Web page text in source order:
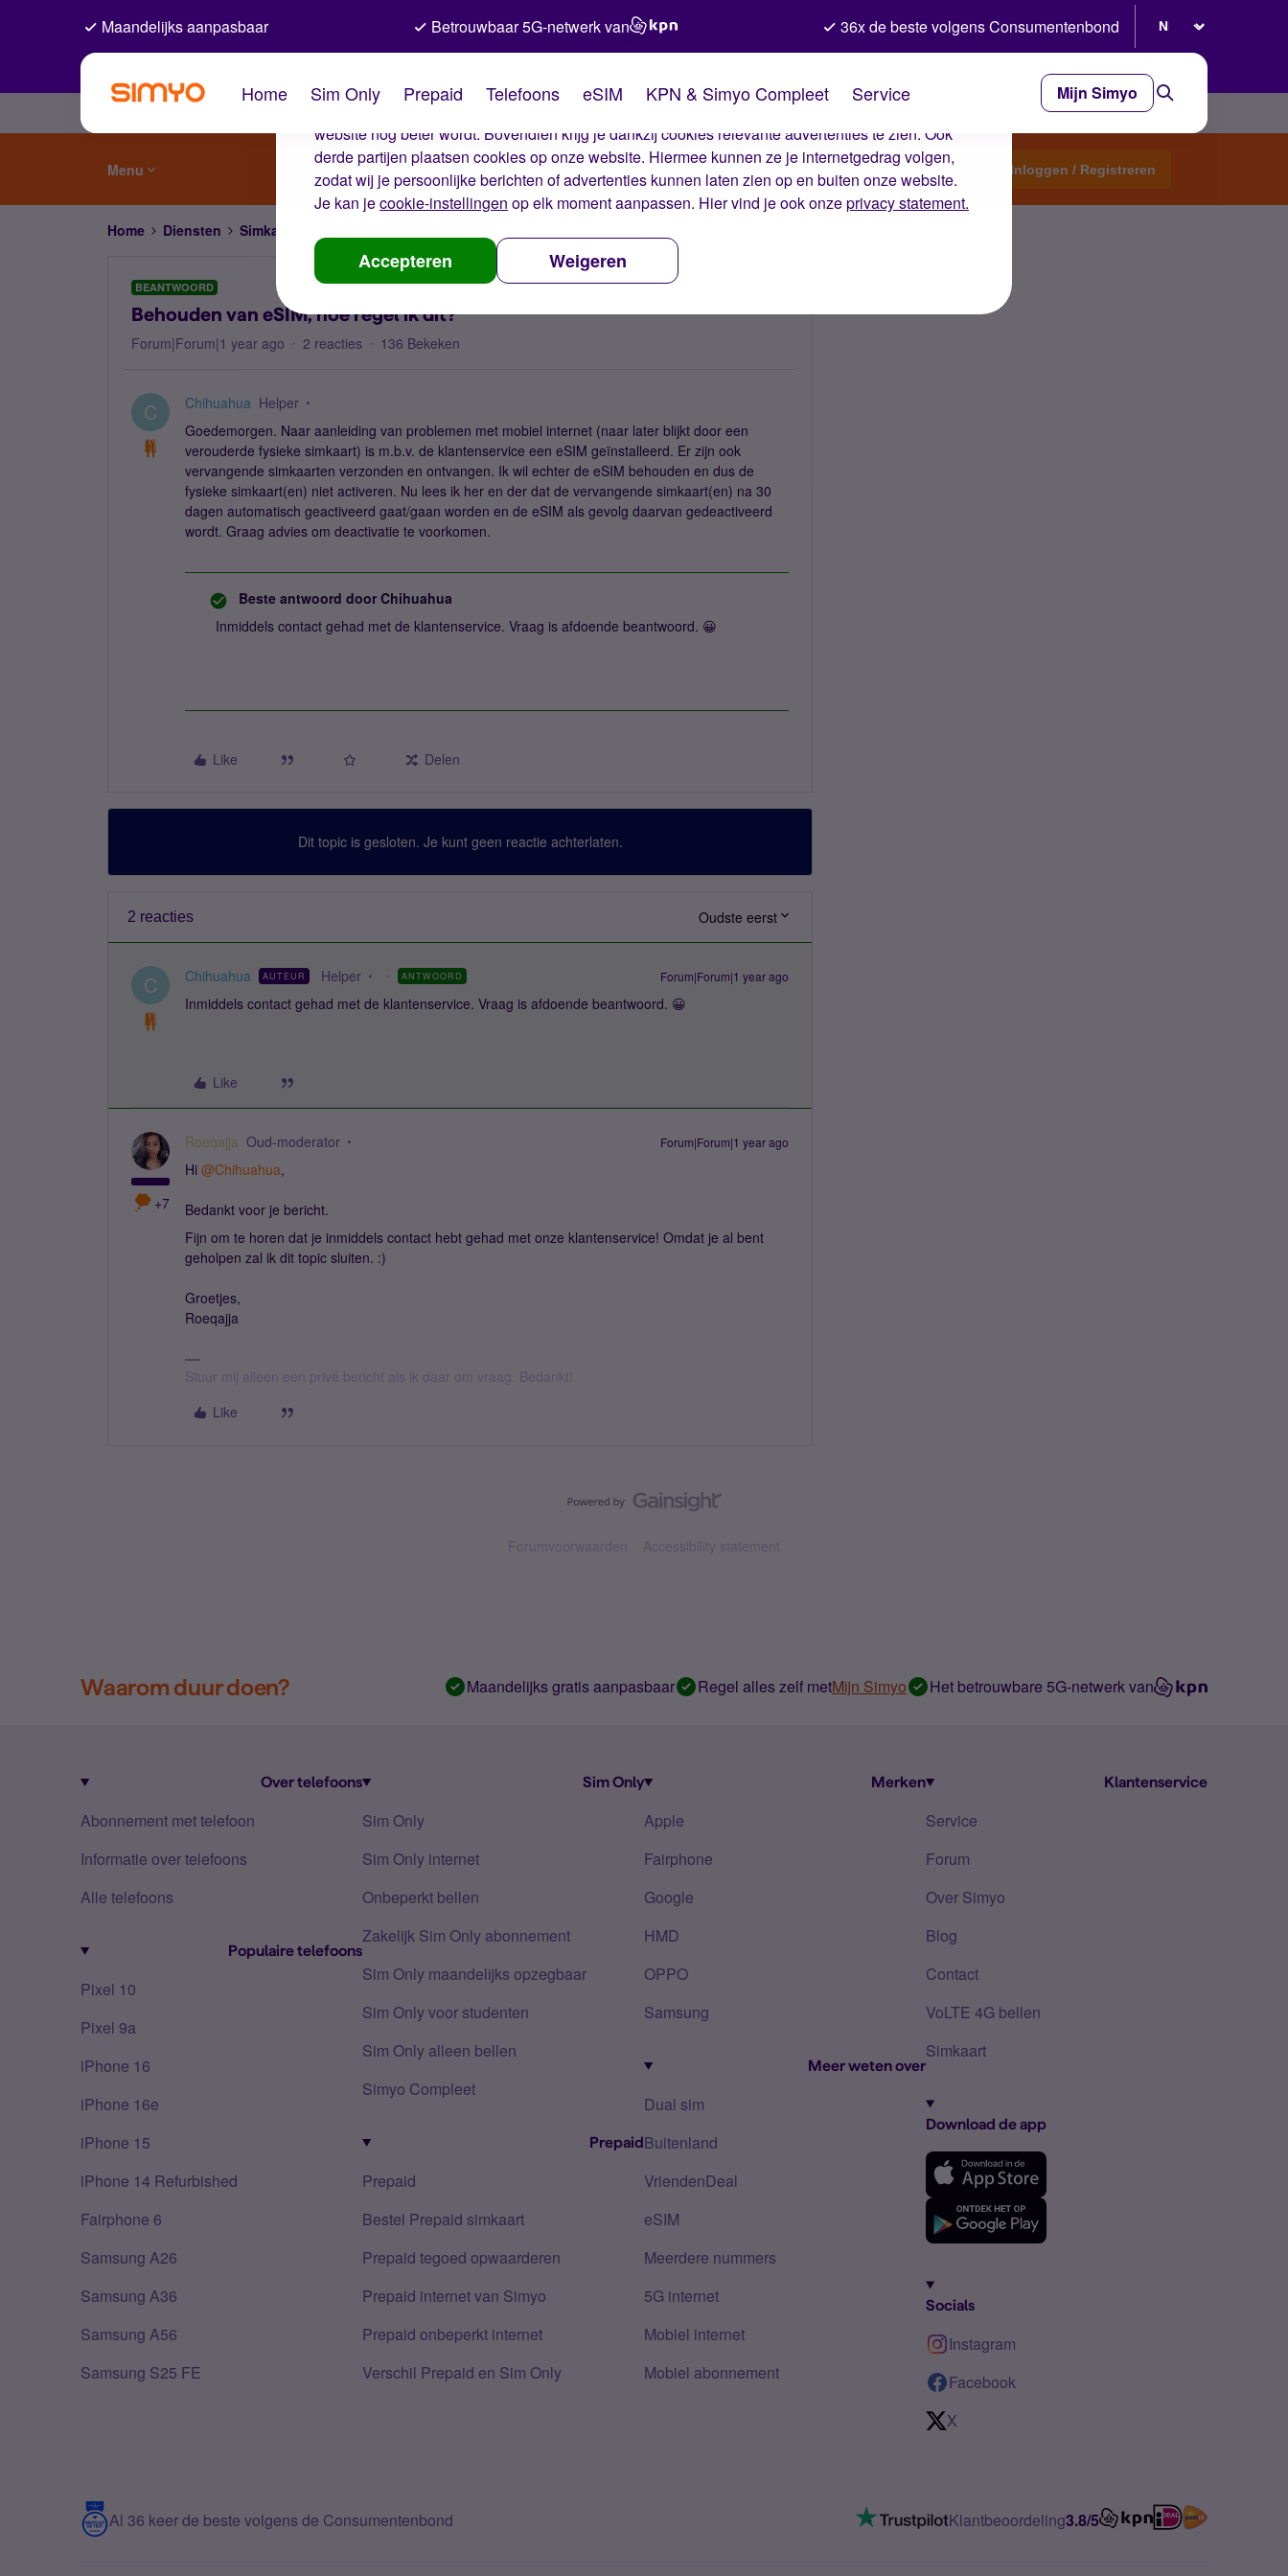
De cookies van Simyo
Wij gebruiken cookies op onze website. Met deze cookies zorgen wij ervoor dat je ervaring op de
website nog beter wordt. Bovendien krijg je dankzij cookies relevante advertenties te zien. Ook
derde partijen plaatsen cookies op onze website. Hiermee kunnen ze je internetgedrag volgen,
zodat wij je persoonlijke berichten of advertenties kunnen laten zien op en buiten onze website.
Je kan jecookie-instellingen op elk moment aanpassen. Hier vind je ook onzeprivacy statement.
Accepteren Weigeren
Maandelijks aanpasbaar Betrouwbaar 5G-netwerk van 36x de beste volgens Consumentenbond
Home Sim Only Prepaid Telefoons eSIM KPN & Simyo Compleet Service Mijn Simyo
Menu Start een topic Inloggen / Registreren
Home Diensten Simkaart en eSIM
BEANTWOORD
Behouden van eSIM, hoe regel ik dit?
Forum|Forum|1 year ago 2 reacties 136 Bekeken
C Chihuahua Helper
Goedemorgen. Naar aanleiding van problemen met mobiel internet (naar later blijkt door een
verouderde fysieke simkaart) is m.b.v. de klantenservice een eSIM geïnstalleerd. Er zijn ook
vervangende simkaarten verzonden en ontvangen. Ik wil echter de eSIM behouden en dus de
fysieke simkaart(en) niet activeren. Nu lees ik her en der dat de vervangende simkaart(en) na 30
dagen automatisch geactiveerd gaat/gaan worden en de eSIM als gevolg daarvan gedeactiveerd
wordt. Graag advies om deactivatie te voorkomen.
Beste antwoord door Chihuahua
Inmiddels contact gehad met de klantenservice. Vraag is afdoende beantwoord. 😀
Like Delen
Dit topic is gesloten. Je kunt geen reactie achterlaten.
2 reacties Oudste eerst
C Chihuahua AUTEUR Helper ANTWOORD Forum|Forum|1 year ago
Inmiddels contact gehad met de klantenservice. Vraag is afdoende beantwoord. 😀
Like
+7
Roeqajja Oud-moderator Forum|Forum|1 year ago
Hi ​ @Chihuahua,
Bedankt voor je bericht.
Fijn om te horen dat je inmiddels contact hebt gehad met onze klantenservice! Omdat je al bent
geholpen zal ik dit topic sluiten. :)
Groetjes,
Roeqajja
Stuur mij alleen een privé bericht als ik daar om vraag. Bedankt!
Like
Forumvoorwaarden Accessibility statement
Waarom duur doen? Maandelijks gratis aanpasbaar Regel alles zelf metMijn Simyo Het betrouwbare 5G-netwerk van
Over telefoons
Abonnement met telefoon
Informatie over telefoons
Alle telefoons
Populaire telefoons
Pixel 10
Pixel 9a
iPhone 16
iPhone 16e
iPhone 15
iPhone 14 Refurbished
Fairphone 6
Samsung A26
Samsung A36
Samsung A56
Samsung S25 FE
Sim Only
Sim Only
Sim Only internet
Onbeperkt bellen
Zakelijk Sim Only abonnement
Sim Only maandelijks opzegbaar
Sim Only voor studenten
Sim Only alleen bellen
Simyo Compleet
Prepaid
Prepaid
Bestel Prepaid simkaart
Prepaid tegoed opwaarderen
Prepaid internet van Simyo
Prepaid onbeperkt internet
Verschil Prepaid en Sim Only
Merken
Apple
Fairphone
Google
HMD
OPPO
Samsung
Meer weten over
Dual sim
Buitenland
VriendenDeal
eSIM
Meerdere nummers
5G internet
Mobiel internet
Mobiel abonnement
Klantenservice
Service
Forum
Over Simyo
Blog
Contact
VoLTE 4G bellen
Simkaart
Download de app
Socials
Instagram
Facebook
X
Al 36 keer de beste volgens de Consumentenbond Klantbeoordeling3.8/5